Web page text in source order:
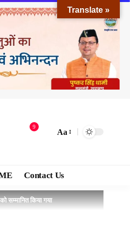
9
Aa
Contact Us
सम्मानित किया गया
Translate »